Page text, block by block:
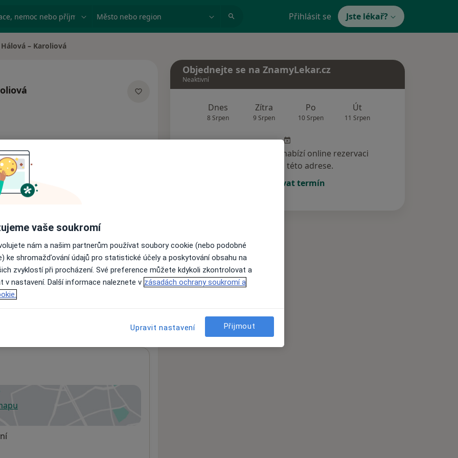
nemoc nebo příjmení Město nebo region Přihlásit se Jste lékař?
– Karoliová
nejsou k dispozici
informace o svých službách.
v nové záložce
Objednejte se na ZnamyLekar.cz
Neaktivní
Dnes
8 Srpen
Zítra
9 Srpen
Po
10 Srpen
Út
11 Srpen
Tento specialista nenabízí online rezervaci
termínu na této adrese.
Rezervovat termín
vaše soukromí
nám a našim partnerům používat soubory cookie (nebo podobné
ke shromažďování údajů pro statistické účely a poskytování obsahu na
zvyklostí při procházení. Své preference můžete kdykoli zkontrolovat a
v nastavení. Další informace naleznete v zásadách ochrany soukromí a
Upravit nastavení Přijmout